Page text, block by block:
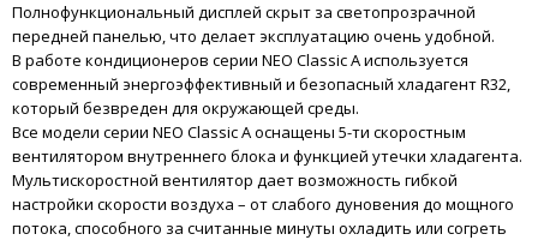
Полнофункциональный дисплей скрыт за светопрозрачной
передней панелью, что делает эксплуатацию очень удобной.
В работе кондиционеров серии NEO Classic A используется
современный энергоэффективный и безопасный хладагент R32,
который безвреден для окружающей среды.
Все модели серии NEO Classic A оснащены 5-ти скоростным
вентилятором внутреннего блока и функцией утечки хладагента.
Мультискоростной вентилятор дает возможность гибкой
настройки скорости воздуха – от слабого дуновения до мощного
потока, способного за считанные минуты охладить или согреть